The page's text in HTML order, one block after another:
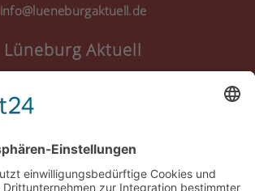
info@lueneburgaktuell.de
Lüneburg Aktuell
Nutzungsbedingungen
Über Uns